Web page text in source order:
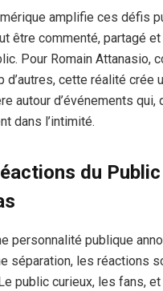
amplifie ces défis
être commenté, partagé
Pour Romain Attanasio,
d’autres, cette réalité crée
autour d’événements qui,
dans l’intimité.
du
personnalité publique
séparation, les réactions
public curieux, les fans,